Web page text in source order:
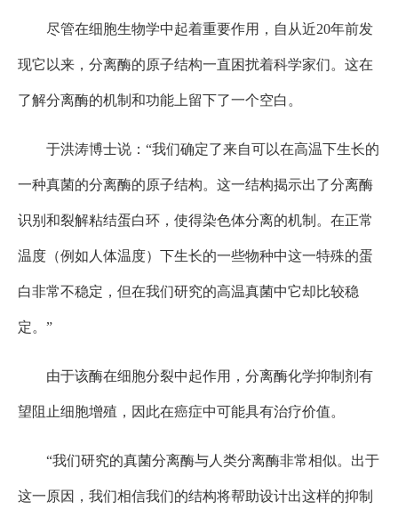
尽管在细胞生物学中起着重要作用，自从近20年前发
现它以来，分离酶的原子结构一直困扰着科学家们。这在
了解分离酶的机制和功能上留下了一个空白。
于洪涛博士说：“我们确定了来自可以在高温下生长的
一种真菌的分离酶的原子结构。这一结构揭示出了分离酶
识别和裂解粘结蛋白环，使得染色体分离的机制。在正常
温度（例如人体温度）下生长的一些物种中这一特殊的蛋
白非常不稳定，但在我们研究的高温真菌中它却比较稳
定。”
由于该酶在细胞分裂中起作用，分离酶化学抑制剂有
望阻止细胞增殖，因此在癌症中可能具有治疗价值。
“我们研究的真菌分离酶与人类分离酶非常相似。出于
这一原因，我们相信我们的结构将帮助设计出这样的抑制